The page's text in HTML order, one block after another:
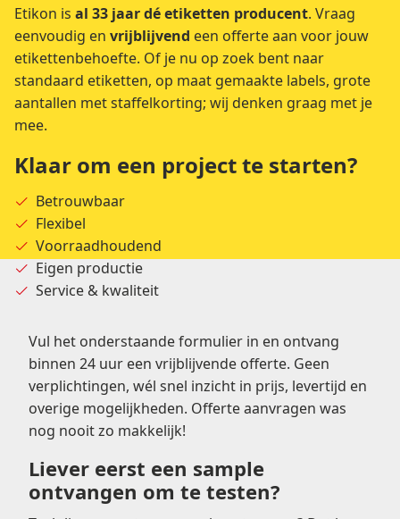
Etikon is al 33 jaar dé etiketten producent. Vraag
eenvoudig en vrijblijvend een offerte aan voor jouw
etikettenbehoefte. Of je nu op zoek bent naar
standaard etiketten, op maat gemaakte labels, grote
aantallen met staffelkorting; wij denken graag met je
mee.
Klaar om een project te starten?
Betrouwbaar
Flexibel
Voorraadhoudend
Eigen productie
Service & kwaliteit
Vul het onderstaande formulier in en ontvang
binnen 24 uur een vrijblijvende offerte. Geen
verplichtingen, wél snel inzicht in prijs, levertijd en
overige mogelijkheden. Offerte aanvragen was
nog nooit zo makkelijk!
Liever eerst een sample
ontvangen om te testen?